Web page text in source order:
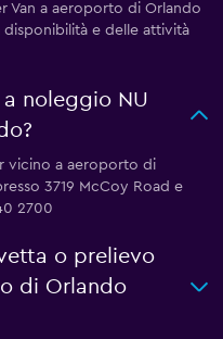
Van a aeroporto di Orlando
e delle attività
noleggio NU
vicino a aeroporto di
3719 McCoy Road e
2700
o prelievo
di Orlando